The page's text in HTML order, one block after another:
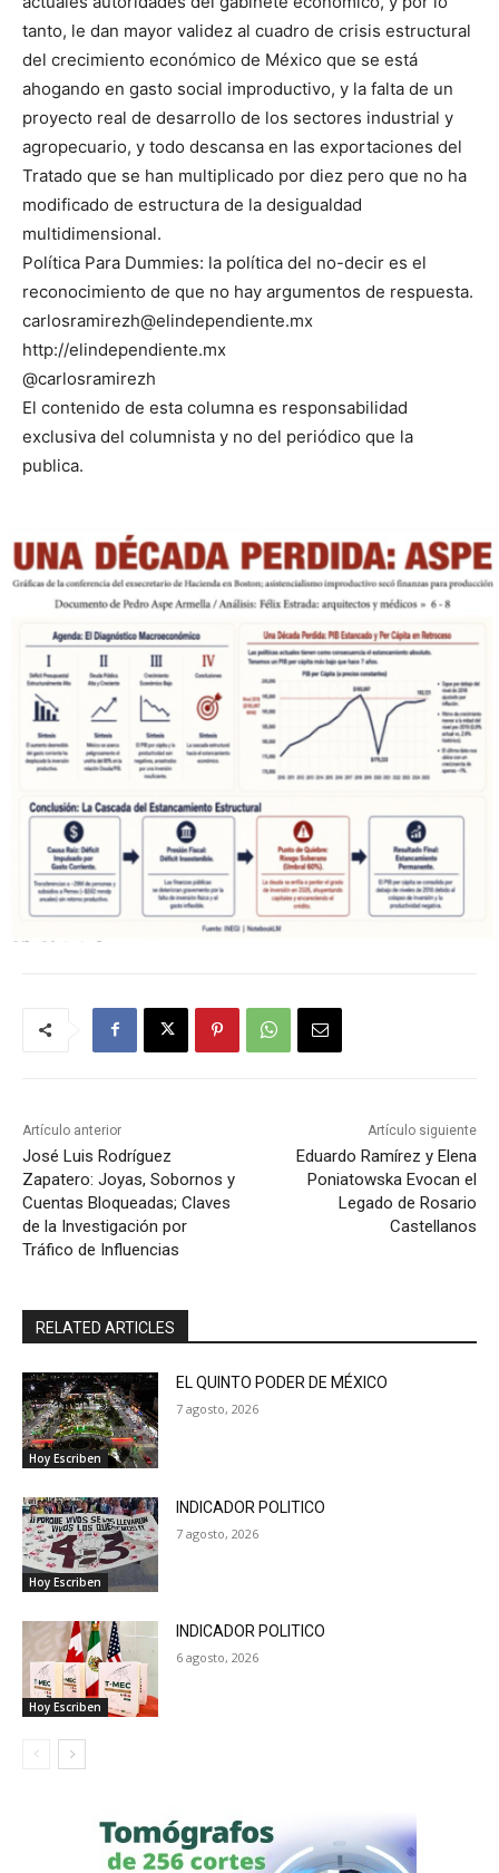
tanto, le dan mayor validez al cuadro de crisis estructural
del crecimiento económico de México que se está
ahogando en gasto social improductivo, y la falta de un
proyecto real de desarrollo de los sectores industrial y
agropecuario, y todo descansa en las exportaciones del
Tratado que se han multiplicado por diez pero que no ha
modificado de estructura de la desigualdad
multidimensional.
Política Para Dummies: la política del no-decir es el
reconocimiento de que no hay argumentos de respuesta.
carlosramirezh@elindependiente.mx
http://elindependiente.mx
@carlosramirezh
El contenido de esta columna es responsabilidad
exclusiva del columnista y no del periódico que la
publica.
Artículo anterior
José Luis Rodríguez
Zapatero: Joyas, Sobornos y
Cuentas Bloqueadas; Claves
de la Investigación por
Tráfico de Influencias
Artículo siguiente
Eduardo Ramírez y Elena
Poniatowska Evocan el
Legado de Rosario
Castellanos
RELATED ARTICLES
Hoy Escriben
EL QUINTO PODER DE MÉXICO
7 agosto, 2026
Hoy Escriben
INDICADOR POLITICO
7 agosto, 2026
Hoy Escriben
INDICADOR POLITICO
6 agosto, 2026